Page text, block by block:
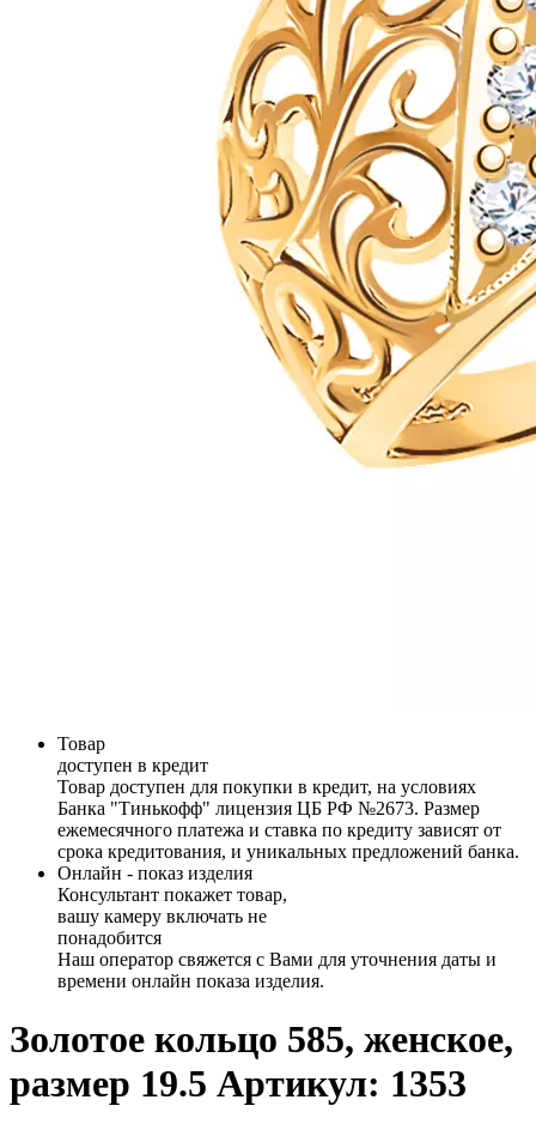
Товар
доступен в кредит
Товар доступен для покупки в кредит, на условиях
Банка "Тинькофф" лицензия ЦБ РФ №2673. Размер
ежемесячного платежа и ставка по кредиту зависят от
срока кредитования, и уникальных предложений банка.
Онлайн - показ изделия
Консультант покажет товар,
вашу камеру включать не
понадобится
Наш оператор свяжется с Вами для уточнения даты и
времени онлайн показа изделия.
Золотое кольцо 585, женское,
размер 19.5 Артикул: 1353